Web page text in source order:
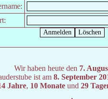
Wir haben heute den 7.
ist am 8. September
Jahre, 10 Monate und 29